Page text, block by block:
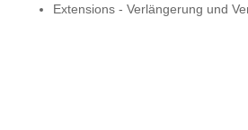
Extensions - Verlängerung und